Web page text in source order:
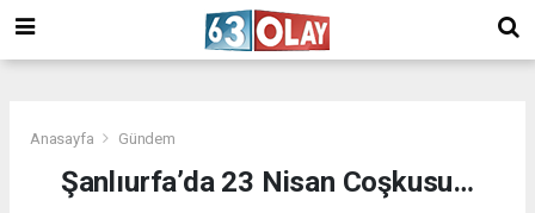
Anasayfa Gündem
Şanlıurfa’da 23 Nisan Coşkusu…